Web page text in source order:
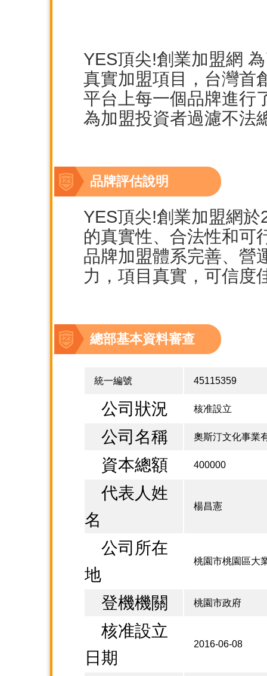
YES頂尖!創業加盟網
真實加盟項目，台灣首
平台上每一個品牌進行
為加盟投資者過濾不法
品牌評估說明
YES頂尖!創業加盟網
的真實性、合法性和可
品牌加盟體系完善、營
力，項目真實，可信度
總部基本資料審查
統一編號 45115359
公司狀況 核准設立
公司名稱 奧斯汀文化事業
資本總額 400000
代表人姓
名
楊昌憲
公司所在
地
桃園市桃園區大
登機機關 桃園市政府
核准設立
日期
2016-06-08